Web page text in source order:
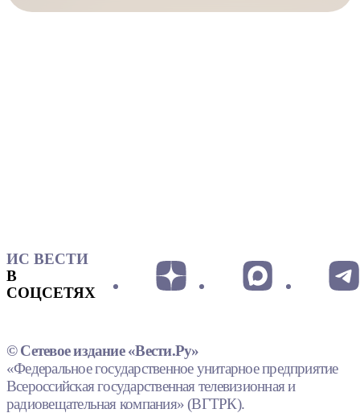
ИС ВЕСТИ
В
СОЦСЕТЯХ
© Сетевое издание «Вести.Ру»
«Федеральное государственное унитарное предприятие
Всероссийская государственная телевизионная и
радиовещательная компания» (ВГТРК).